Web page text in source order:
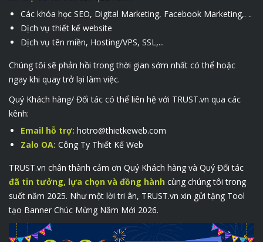
Các khóa học SEO, Digital Marketing, Facebook Marketing,. ..
Dịch vụ thiết kế website
Dịch vụ tên miền, Hosting/VPS, SSL,...
Chúng tôi sẽ phản hồi trong thời gian sớm nhất có thể hoặc
ngay khi quay trở lại làm việc.
Quý Khách hàng/ Đối tác có thể liên hệ với TRUST.vn qua các
kênh:
Email hỗ trợ: hotro@thietkeweb.com
Zalo OA: Công Ty Thiết Kế Web
TRUST.vn chân thành cảm ơn Quý Khách hàng và Quý Đối tác
đã tin tưởng, lựa chọn và đồng hành cùng chúng tôi trong
suốt năm 2025. Như một lời tri ân, TRUST.vn xin gửi tặng Tool
tạo Banner Chúc Mừng Năm Mới 2026.